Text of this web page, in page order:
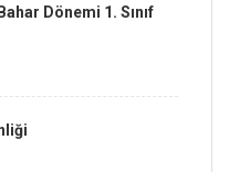
Dönemi 1. Sınıf